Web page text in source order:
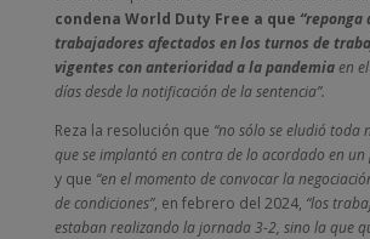
condena World Duty Free a que “reponga
trabajadores afectados en los turnos de
vigentes con anterioridad a la pandemiaen
días desde la notificación de la sentencia”.
Reza la resolución que “no sólo se eludió toda
que se implantó en contra de lo acordado en
y que “en el momento de convocar la
de condiciones”, en febrero del 2024, “los
estaban realizando la jornada 3-2, sino la que